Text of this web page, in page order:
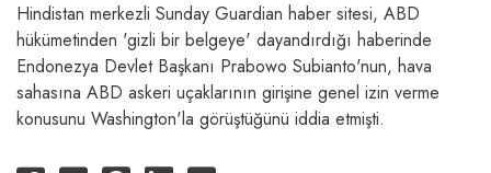
Hindistan merkezli Sunday Guardian haber sitesi, ABD
hükümetinden 'gizli bir belgeye' dayandırdığı haberinde
Endonezya Devlet Başkanı Prabowo Subianto'nun, hava
sahasına ABD askeri uçaklarının girişine genel izin verme
konusunu Washington'la görüştüğünü iddia etmişti.